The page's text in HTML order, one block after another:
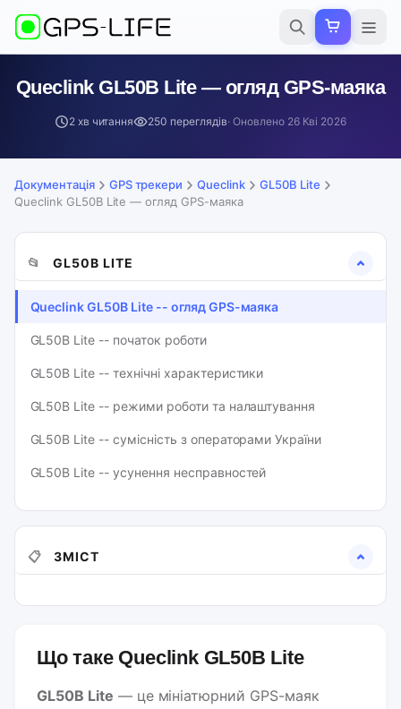
Queclink GL50B Lite — огляд GPS-маяка
2 хв читання 250 переглядів· Оновлено 26 Кві 2026
Документація GPS трекери Queclink
GL50B Lite
Queclink GL50B Lite — огляд GPS-маяка
📂 GL50B LITE
Queclink GL50B Lite -- огляд GPS-маяка
GL50B Lite -- початок роботи
GL50B Lite -- технічні характеристики
GL50B Lite -- режими роботи та налаштування
GL50B Lite -- сумісність з операторами України
GL50B Lite -- усунення несправностей
📋 ЗМІСТ
Що таке Queclink GL50B Lite
GL50B Lite — це мініатюрний GPS-маяк